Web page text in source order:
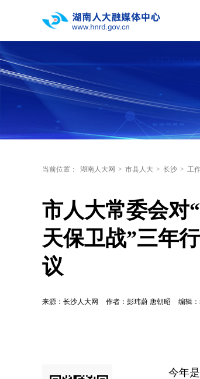
当前位置： 湖南人大网 > 市县人大 > 长沙 > 工
市人大常委会对
天保卫战”三年
议
来源：长沙人大网 作者：彭玮蔚 唐朝昭 编辑：
今年是“